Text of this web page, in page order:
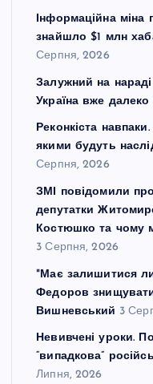
Інформаційна
знайшло $1 млн
Серпня, 2026
Залужний на
Україна вже
Реконкіста
якими будуть
Серпня, 2026
ЗМІ повідомили
депутатки
Костюшко та чому
3 Серпня, 2026
"Має залишитися
Федоров
Вишневський 3
Невивчені уроки.
“випадкова”
Липня, 2026